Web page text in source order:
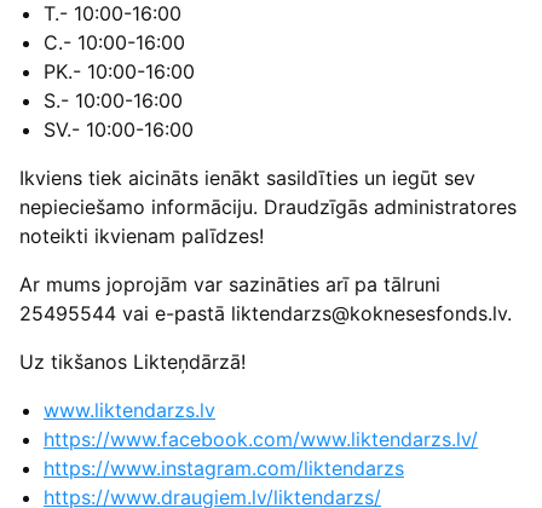
T.- 10:00-16:00
C.- 10:00-16:00
PK.- 10:00-16:00
S.- 10:00-16:00
SV.- 10:00-16:00
Ikviens tiek aicināts ienākt sasildīties un iegūt sev
nepieciešamo informāciju. Draudzīgās administratores
noteikti ikvienam palīdzes!
Ar mums joprojām var sazināties arī pa tālruni
25495544 vai e-pastā liktendarzs@koknesesfonds.lv.
Uz tikšanos Likteņdārzā!
www.liktendarzs.lv
https://www.facebook.com/www.liktendarzs.lv/
https://www.instagram.com/liktendarzs
https://www.draugiem.lv/liktendarzs/